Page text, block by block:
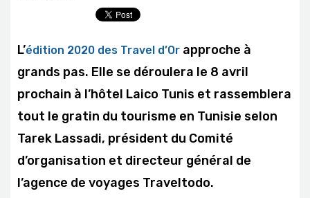
L’édition 2020 des Travel d’Or approche à
grands pas. Elle se déroulera le 8 avril
prochain à l’hôtel Laico Tunis et rassemblera
tout le gratin du tourisme en Tunisie selon
Tarek Lassadi, président du Comité
d’organisation et directeur général de
l’agence de voyages Traveltodo.